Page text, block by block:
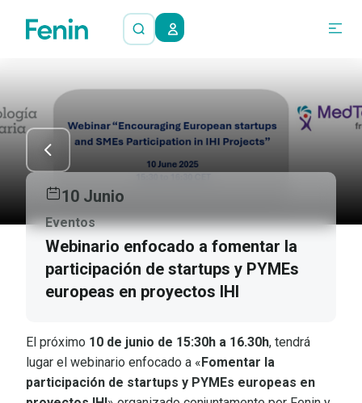
10 Junio
Eventos
Webinario enfocado a fomentar la
participación de startups y PYMEs
europeas en proyectos IHI
El próximo 10 de junio de 15:30h a 16.30h, tendrá
lugar el webinario enfocado a «Fomentar la
participación de startups y PYMEs europeas en